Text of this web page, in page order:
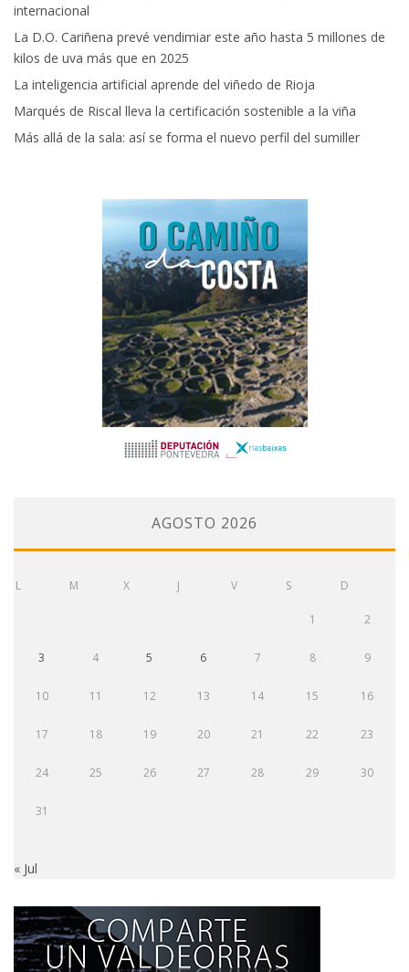
internacional
La D.O. Cariñena prevé vendimiar este año hasta 5 millones de
kilos de uva más que en 2025
La inteligencia artificial aprende del viñedo de Rioja
Marqués de Riscal lleva la certificación sostenible a la viña
Más allá de la sala: así se forma el nuevo perfil del sumiller
AGOSTO 2026
L M X J V S D
1 2
3 4 5 6 7 8 9
10 11 12 13 14 15 16
17 18 19 20 21 22 23
24 25 26 27 28 29 30
31
« Jul